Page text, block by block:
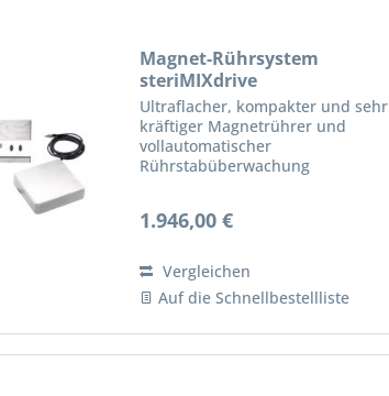
Magnet-Rührsystem
steriMIXdrive
Ultraflacher, kompakter und sehr
kräftiger Magnetrührer und
vollautomatischer
Rührstabüberwachung
Medien geeignet. Sehr kräftige
prädestiniert für...
1.946,00 €
Vergleichen
Auf die Schnellbestellliste